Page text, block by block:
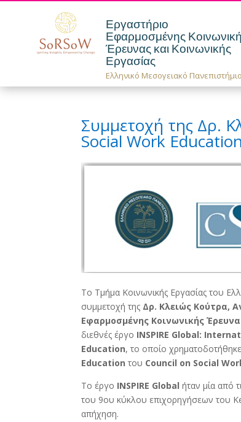
Εργαστήριο
Εφαρμοσμένης
Έρευνας και Κοινωνικής
Εργασίας
Ελληνικό Μεσογειακό Πανεπιστήμιο
Συμμετοχή της Δρ.
Social Work
Το Τμήμα Κοινωνικής Εργασίας του
συμμετοχή της Δρ. Κλειώς Κούτρα,
Εφαρμοσμένης Κοινωνικής
διεθνές έργο INSPIRE Global:
Education, το οποίο
Education του Council on Social
Το έργο INSPIRE Global ήταν μία από
του 9ου κύκλου επιχορηγήσεων του
απήχηση.